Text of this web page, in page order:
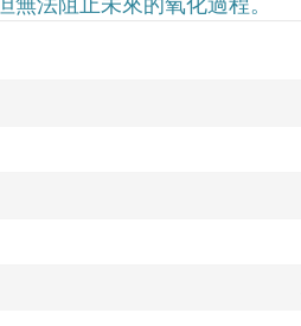
無法阻止未來的氧化過程。